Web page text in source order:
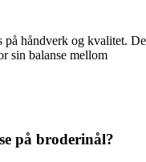
på håndverk og kvalitet. De
sin balanse mellom
på broderinål?